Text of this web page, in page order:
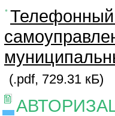
Телефонный
(.pdf, 729.31 кБ)